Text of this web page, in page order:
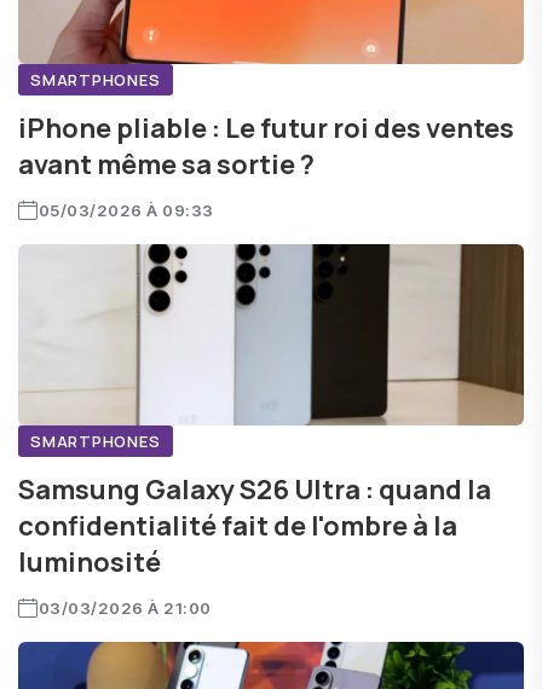
SMARTPHONES
iPhone pliable : Le futur roi des ventes
avant même sa sortie ?
05/03/2026 À 09:33
SMARTPHONES
Samsung Galaxy S26 Ultra : quand la
confidentialité fait de l'ombre à la
luminosité
03/03/2026 À 21:00